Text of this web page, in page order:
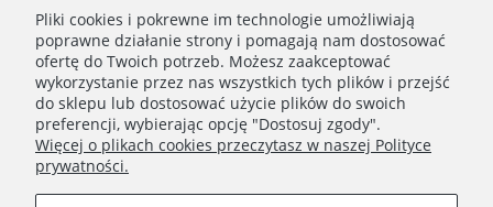
STOPKA
Ustawienia plików cookies
O nas
Regulamin
Pliki cookies i pokrewne im technologie umożliwiają
poprawne działanie strony i pomagają nam dostosować
ofertę do Twoich potrzeb. Możesz zaakceptować
wykorzystanie przez nas wszystkich tych plików i przejść
do sklepu lub dostosować użycie plików do swoich
preferencji, wybierając opcję "Dostosuj zgody".
Więcej o plikach cookies przeczytasz w naszej Polityce
prywatności.